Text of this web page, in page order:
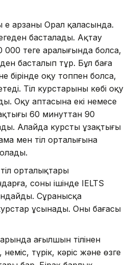
ең арзаны Орал қаласында.
басталады. Ақтау
теңге аралығында болса,
басталып тұр. Бұл баға
бірінде оқу топпен болса,
Тіл курстарының көбі оқу
Оқу аптасына екі немесе
60 минуттан 90
Алайда курстың ұзақтығы
мен тіл орталығына
орталықтары
соның ішінде IELTS
Сұранысқа
ұсынады. Оның бағасы
ағылшын тілінен
түрік, кәріс және өзге